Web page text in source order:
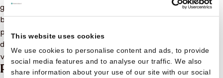
This website uses cookies
We use cookies to personalise content and ads, to provide
social media features and to analyse our traffic. We also
share information about your use of our site with our social
geraakt door meer gebruik dan nodig is om het product te
beoordelen, kunnen wij de waardevermindering van het
product aan u doorberekenen. Behandel het product
daarom met zorg en zorg ervoor dat het goed verpakt is
voor de retourzending.
Product ruilen?